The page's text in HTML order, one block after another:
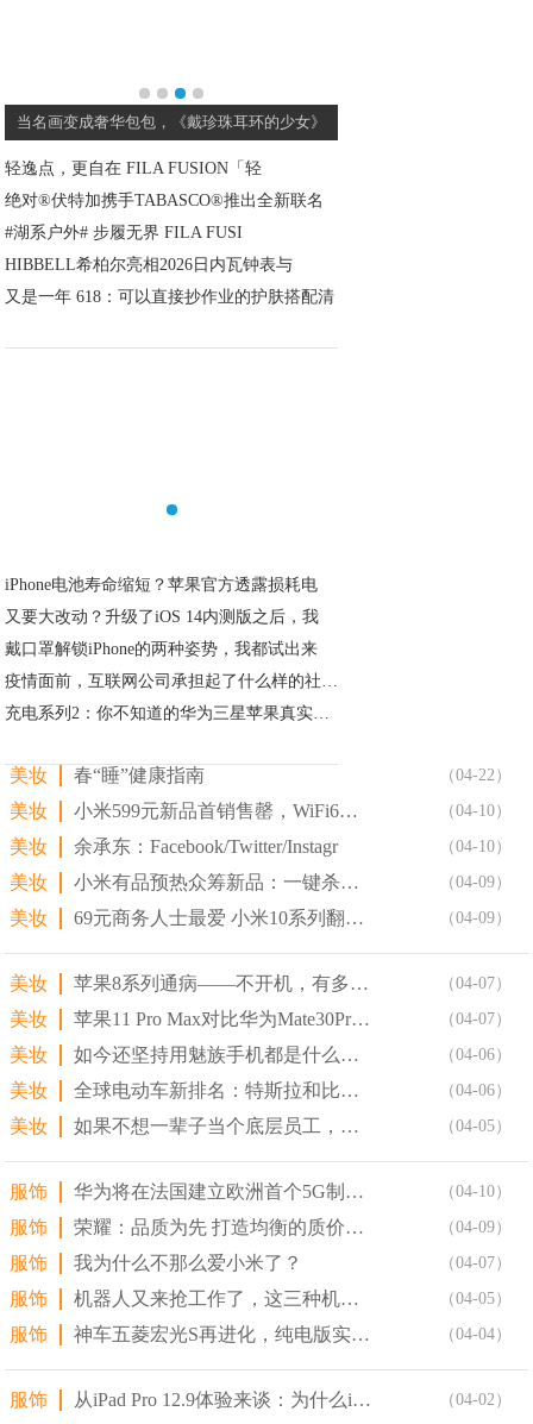
当名画变成奢华包包，《戴珍珠耳环的少女》
轻逸点，更自在 FILA FUSION「轻
绝对®伏特加携手TABASCO®推出全新联名
#湖系户外# 步履无界 FILA FUSI
HIBBELL希柏尔亮相2026日内瓦钟表与
又是一年 618：可以直接抄作业的护肤搭配清
iPhone电池寿命缩短？苹果官方透露损耗电
又要大改动？升级了iOS 14内测版之后，我
戴口罩解锁iPhone的两种姿势，我都试出来
疫情面前，互联网公司承担起了什么样的社会责任
充电系列2：你不知道的华为三星苹果真实维修成
美妆 春“睡”健康指南 （04-22）
美妆 小米599元新品首销售罄，WiFi6加持，最多稳定连接2 （04-10）
美妆 余承东：Facebook/Twitter/Instagr （04-10）
美妆 小米有品预热众筹新品：一键杀菌 5分钟无影踪 （04-09）
美妆 69元商务人士最爱 小米10系列翻盖保护套官方图赏 （04-09）
美妆 苹果8系列通病——不开机，有多少果粉中奖了 （04-07）
美妆 苹果11 Pro Max对比华为Mate30Pro：硬件 （04-07）
美妆 如今还坚持用魅族手机都是什么人？其实这3种人最多，你是吗 （04-06）
美妆 全球电动车新排名：特斯拉和比亚迪表现天壤之别，销量相差1 （04-06）
美妆 如果不想一辈子当个底层员工，建议你学习这8种能力 （04-05）
服饰 华为将在法国建立欧洲首个5G制造工厂 投资超2亿欧元 （04-10）
服饰 荣耀：品质为先 打造均衡的质价比手机 （04-09）
服饰 我为什么不那么爱小米了？ （04-07）
服饰 机器人又来抢工作了，这三种机器人既能当驾驶员，又能开飞机 （04-05）
服饰 神车五菱宏光S再进化，纯电版实拍流出，这回连油费都省了 （04-04）
服饰 从iPad Pro 12.9体验来谈：为什么iPad 一 （04-02）